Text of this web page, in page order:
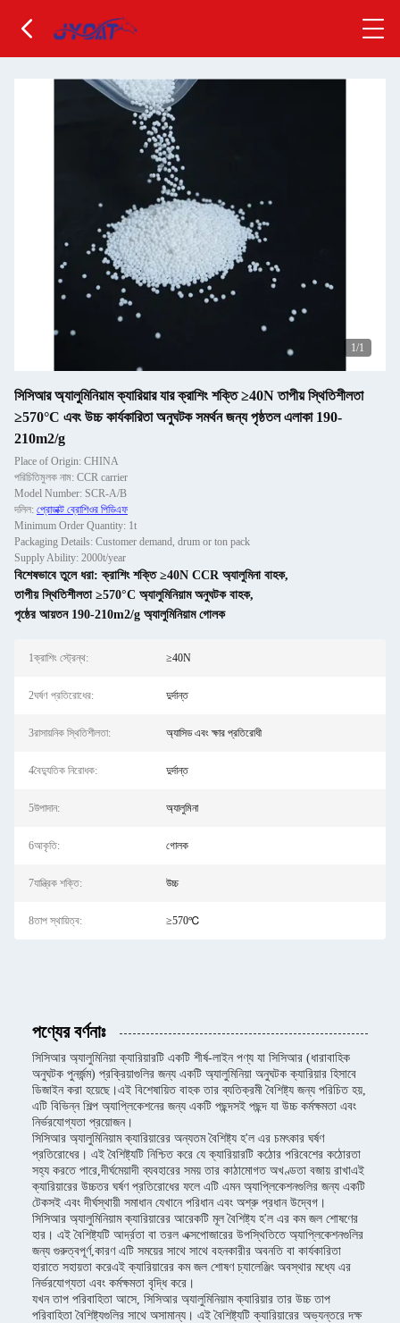
1/1
সিসিআর অ্যালুমিনিয়াম ক্যারিয়ার যার ক্রাশিং শক্তি ≥40N তাপীয় স্থিতিশীলতা
≥570°C এবং উচ্চ কার্যকারিতা অনুঘটক সমর্থন জন্য পৃষ্ঠতল এলাকা 190-
210m2/g
Place of Origin: CHINA
পরিচিতিমুলক নাম: CCR carrier
Model Number: SCR-A/B
দলিল: প্রোডাক্ট ব্রোশিওর পিডিএফ
Minimum Order Quantity: 1t
Packaging Details: Customer demand, drum or ton pack
Supply Ability: 2000t/year
বিশেষভাবে তুলে ধরা:ক্রাশিং শক্তি ≥40N CCR অ্যালুমিনা বাহক,
তাপীয় স্থিতিশীলতা ≥570°C অ্যালুমিনিয়াম অনুঘটক বাহক,
পৃষ্ঠের আয়তন 190-210m2/g অ্যালুমিনিয়াম গোলক
1ক্রাশিং স্ট্রেন্থ: ≥40N
2ঘর্ষণ প্রতিরোধের: দুর্দান্ত
3রাসায়নিক স্থিতিশীলতা: অ্যাসিড এবং ক্ষার প্রতিরোধী
4বৈদ্যুতিক নিরোধক: দুর্দান্ত
5উপাদান: অ্যালুমিনা
6আকৃতি: গোলক
7যান্ত্রিক শক্তি: উচ্চ
8তাপ স্থায়িত্ব: ≥570℃
পণ্যের বর্ণনাঃ
সিসিআর অ্যালুমিনিয়া ক্যারিয়ারটি একটি শীর্ষ-লাইন পণ্য যা সিসিআর (ধারাবাহিক
অনুঘটক পুনর্জন্ম) প্রক্রিয়াগুলির জন্য একটি অ্যালুমিনিয়া অনুঘটক ক্যারিয়ার হিসাবে
ডিজাইন করা হয়েছে।এই বিশেষায়িত বাহক তার ব্যতিক্রমী বৈশিষ্ট্য জন্য পরিচিত হয়,
এটি বিভিন্ন শিল্প অ্যাপ্লিকেশনের জন্য একটি পছন্দসই পছন্দ যা উচ্চ কর্মক্ষমতা এবং
নির্ভরযোগ্যতা প্রয়োজন।
সিসিআর অ্যালুমিনিয়াম ক্যারিয়ারের অন্যতম বৈশিষ্ট্য হ'ল এর চমৎকার ঘর্ষণ
প্রতিরোধের। এই বৈশিষ্ট্যটি নিশ্চিত করে যে ক্যারিয়ারটি কঠোর পরিবেশের কঠোরতা
সহ্য করতে পারে,দীর্ঘমেয়াদী ব্যবহারের সময় তার কাঠামোগত অখণ্ডতা বজায় রাখাএই
ক্যারিয়ারের উচ্চতর ঘর্ষণ প্রতিরোধের ফলে এটি এমন অ্যাপ্লিকেশনগুলির জন্য একটি
টেকসই এবং দীর্ঘস্থায়ী সমাধান যেখানে পরিধান এবং অশ্রু প্রধান উদ্বেগ।
সিসিআর অ্যালুমিনিয়াম ক্যারিয়ারের আরেকটি মূল বৈশিষ্ট্য হ'ল এর কম জল শোষণের
হার। এই বৈশিষ্ট্যটি আর্দ্রতা বা তরল এক্সপোজারের উপস্থিতিতে অ্যাপ্লিকেশনগুলির
জন্য গুরুত্বপূর্ণ,কারণ এটি সময়ের সাথে সাথে বহনকারীর অবনতি বা কার্যকারিতা
হারাতে সহায়তা করেএই ক্যারিয়ারের কম জল শোষণ চ্যালেঞ্জিং অবস্থার মধ্যে এর
নির্ভরযোগ্যতা এবং কর্মক্ষমতা বৃদ্ধি করে।
যখন তাপ পরিবাহিতা আসে, সিসিআর অ্যালুমিনিয়াম ক্যারিয়ার তার উচ্চ তাপ
পরিবাহিতা বৈশিষ্ট্যগুলির সাথে অসামান্য। এই বৈশিষ্ট্যটি ক্যারিয়ারের অভ্যন্তরে দক্ষ